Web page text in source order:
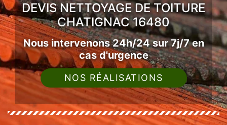
DEVIS NETTOYAGE DE TOITURE
CHATIGNAC 16480
Nous intervenons 24h/24 sur 7j/7 en
cas d'urgence
NOS RÉALISATIONS